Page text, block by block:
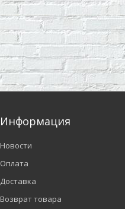
Информация
Новости
Оплата
Доставка
Возврат товара